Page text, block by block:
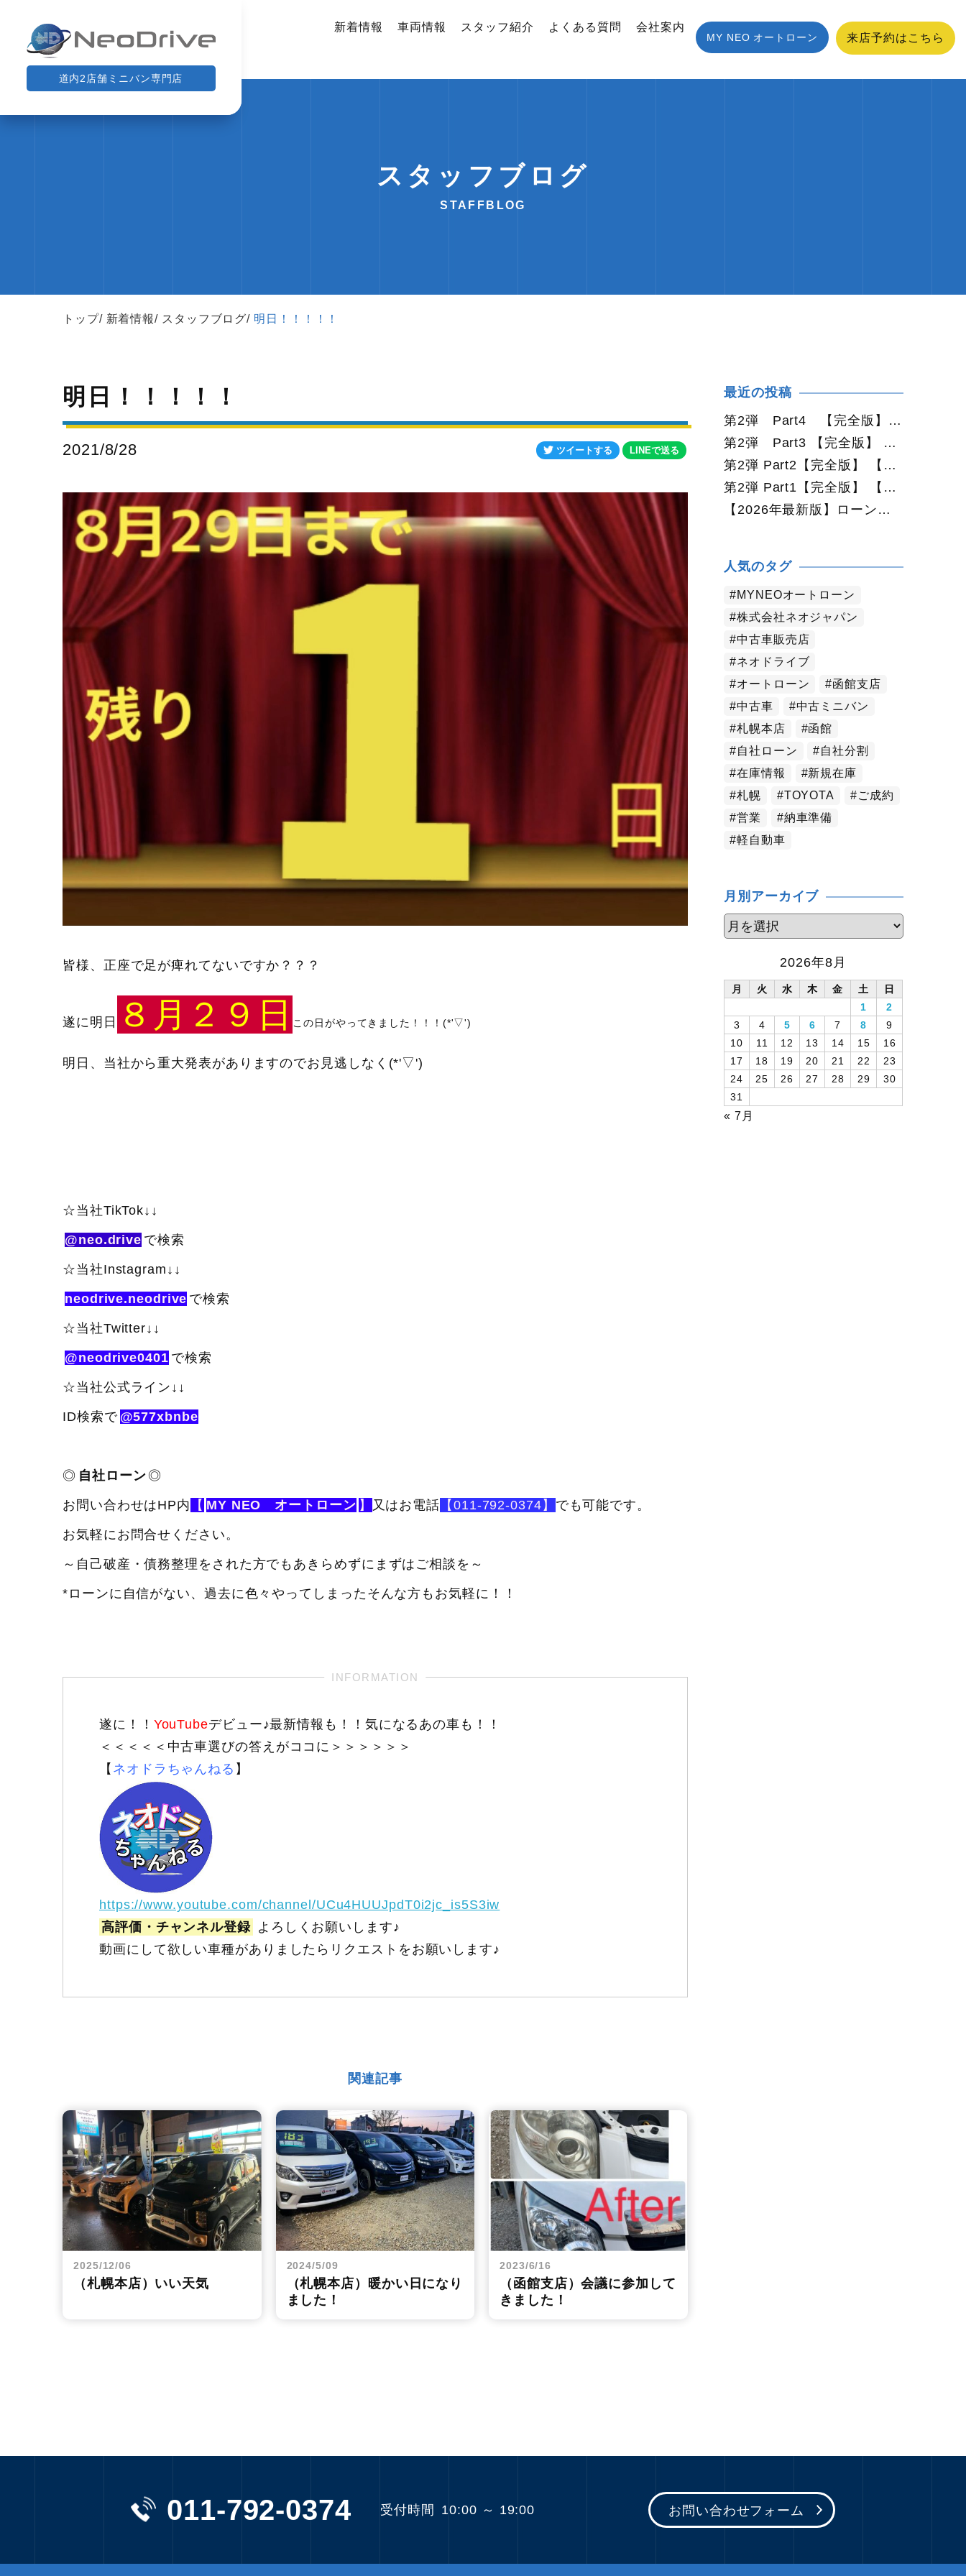
道内2店舗ミニバン専門店
新着情報 車両情報 スタッフ紹介 よくある質問 会社案内
MY NEO オートローン 来店予約はこちら
スタッフブログ
STAFFBLOG
トップ 新着情報 スタッフブログ 明日！！！！！
明日！！！！！
2021/8/28 ツイートする LINEで送る
皆様、正座で足が痺れてないですか？？？
遂に明日 ８月２９日 この日がやってきました！！！(*'▽')
明日、当社から重大発表がありますのでお見逃しなく(*'▽')
☆当社TikTok↓↓
@neo.drive で検索
☆当社Instagram↓↓
neodrive.neodrive で検索
☆当社Twitter↓↓
@neodrive0401 で検索
☆当社公式ライン↓↓
ID検索で @577xbnbe
◎ 自社ローン ◎
お問い合わせはHP内 【 MY NEO オートローン 】 又はお電話 【011-792-0374】 でも可能です。
お気軽にお問合せください。
～自己破産・債務整理をされた方でもあきらめずにまずはご相談を～
*ローンに自信がない、過去に色々やってしまったそんな方もお気軽に！！
遂に！！ YouTubeデビュー♪最新情報も！！気になるあの車も！！
＜＜＜＜＜中古車選びの答えがココに＞＞＞＞＞＞
【 ネオドラちゃんねる 】
https://www.youtube.com/channel/UCu4HUUJpdT0i2jc_is5S3iw
高評価・チャンネル登録 よろしくお願いします♪
動画にして欲しい車種がありましたらリクエストをお願いします♪
関連記事
2025/12/06
（札幌本店）いい天気
2024/5/09
（札幌本店）暖かい日になり
ました！
2023/6/16
（函館支店）会議に参加して
きました！
最近の投稿
第2弾 Part4 【完全版】 【2026年最新版】札幌で中古車を買うなら2WDと4WDどっち？北海道の雪道・燃費・価格・維持費を徹底比較
第2弾 Part3 【完全版】 【2026年最新版】札幌で軽自動車を持つと月々いくら？維持費・ガソリン・保険・車検・冬タイヤまで徹底解説
第2弾 Part2【完全版】 【2026年最新版】札幌で車を持つと年間いくら？軽自動車・コンパクトカー・ミニバン・SUVの維持費を徹底比較
第2弾 Part1【完全版】 【2026年最新版】札幌で車を持つと年間いくら？中古車の維持費・税金・ガソリン・駐車場代を徹底解説
【2026年最新版】ローンに不安がある方へ｜ネオドライブローンの窓口で中古車購入をサポート【札幌・函館・全国対応】
人気のタグ
MYNEOオートローン
株式会社ネオジャパン
中古車販売店
ネオドライブ
オートローン
函館支店
中古車
中古ミニバン
札幌本店
函館
自社ローン
自社分割
在庫情報
新規在庫
札幌
TOYOTA
ご成約
営業
納車準備
軽自動車
月別アーカイブ
2026年8月
月 火 水 木 金 土
日
1
2
3
4 5 6 7 8
9
10
11 12 13 14 15
16
17
18 19 20 21 22
23
24
25 26 27 28 29
30
31
« 7月
011-792-0374 受付時間 10:00 ～ 19:00 お問い合わせフォーム